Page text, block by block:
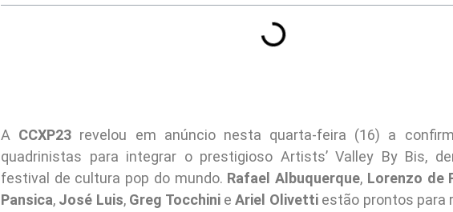
A CCXP23 revelou em anúncio nesta quarta-feira (16) a
quadrinistas para integrar o prestigioso Artists’ Valley By Bis,
festival de cultura pop do mundo. Rafael Albuquerque, Lorenzo de
Pansica, José Luis, Greg TocchinieAriel Olivettiestão prontos para